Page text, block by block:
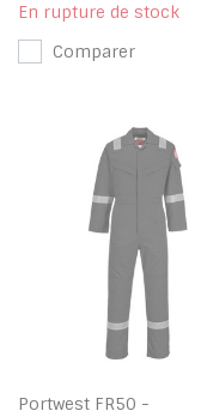
En rupture de stock
Comparer
Portwest FR50 -